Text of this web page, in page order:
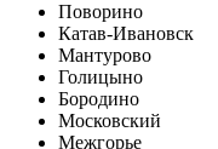
Поворино
Катав-Ивановск
Мантурово
Голицыно
Бородино
Московский
Межгорье